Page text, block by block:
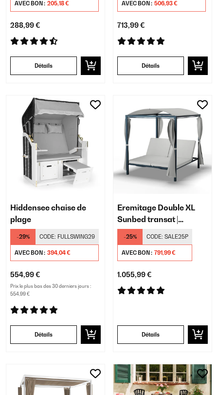
AVEC BON : 205,18 €
288,99 €
Détails
AVEC BON : 506,93 €
713,99 €
Détails
Hiddensee chaise de
plage
-29% CODE: FULLSWING29
AVEC BON : 394,04 €
554,99 €
Prix le plus bas des 30 derniers jours :
554,99 €
Détails
Eremitage Double XL
Sunbed transat |
protection solaire
-25% CODE: SALE25P
AVEC BON : 791,99 €
1.055,99 €
Détails